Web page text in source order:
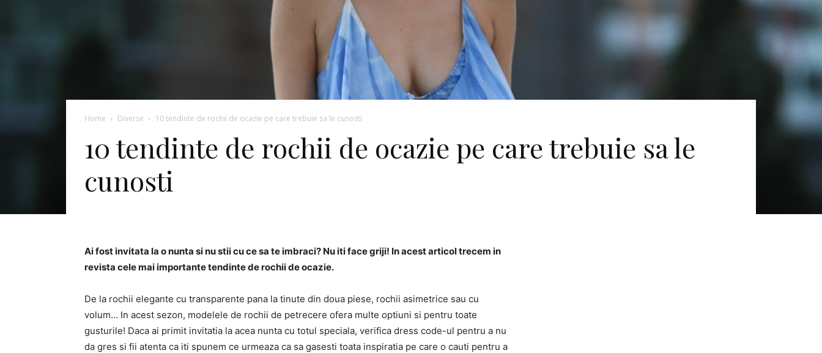
Home Diverse 10 tendinte de rochii de ocazie pe care trebuie sa le cunosti
10 tendinte de rochii de ocazie pe care trebuie sa le
cunosti
Ai fost invitata la o nunta si nu stii cu ce sa te imbraci? Nu iti face griji! In acest articol trecem in
revista cele mai importante tendinte de rochii de ocazie.
De la rochii elegante cu transparente pana la tinute din doua piese, rochii asimetrice sau cu
volum… In acest sezon, modelele de rochii de petrecere ofera multe optiuni si pentru toate
gusturile! Daca ai primit invitatia la acea nunta cu totul speciala, verifica dress code-ul pentru a nu
da gres si fii atenta ca iti spunem ce urmeaza ca sa gasesti toata inspiratia pe care o cauti pentru a